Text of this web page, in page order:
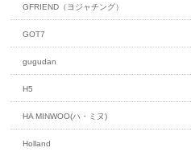
GFRIEND（ヨジャチング）
GOT7
gugudan
H5
HA MINWOO(ハ・ミヌ)
Holland